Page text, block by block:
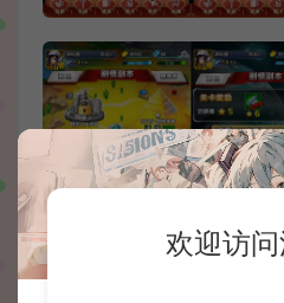
欢迎访